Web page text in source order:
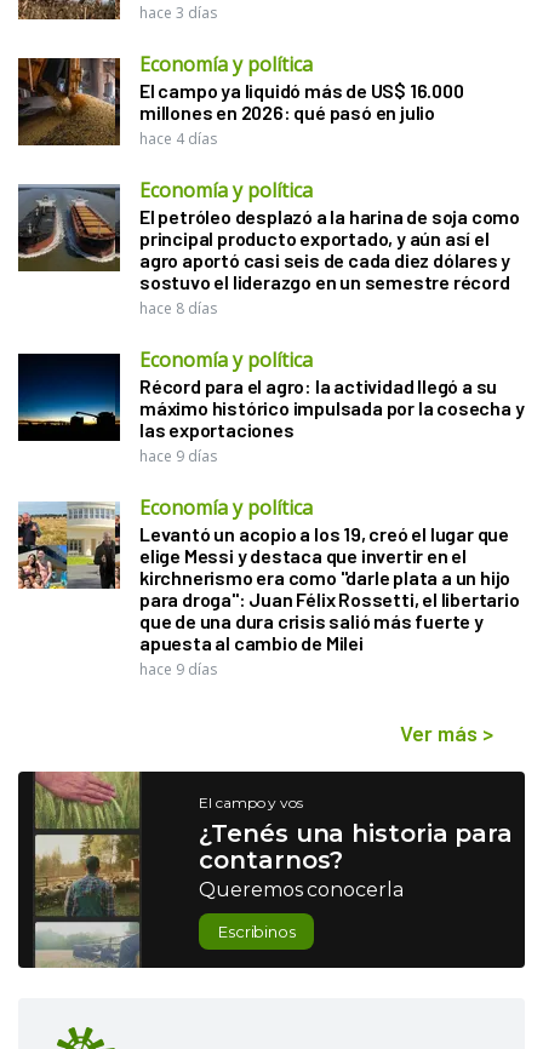
hace 3 días
Economía y política
El campo ya liquidó más de US$ 16.000
millones en 2026: qué pasó en julio
hace 4 días
Economía y política
El petróleo desplazó a la harina de soja como
principal producto exportado, y aún así el
agro aportó casi seis de cada diez dólares y
sostuvo el liderazgo en un semestre récord
hace 8 días
Economía y política
Récord para el agro: la actividad llegó a su
máximo histórico impulsada por la cosecha y
las exportaciones
hace 9 días
Economía y política
Levantó un acopio a los 19, creó el lugar que
elige Messi y destaca que invertir en el
kirchnerismo era como "darle plata a un hijo
para droga": Juan Félix Rossetti, el libertario
que de una dura crisis salió más fuerte y
apuesta al cambio de Milei
hace 9 días
Ver más >
El campo y vos
¿Tenés una historia para
contarnos?
Queremos conocerla
Escribinos